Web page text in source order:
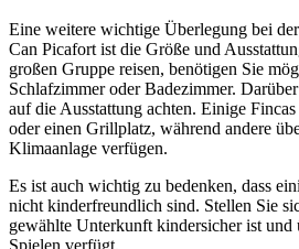
Eine weitere wichtige Überlegung bei
Can Picafort ist die Größe und
großen Gruppe reisen, benötigen Sie
Schlafzimmer oder Badezimmer.
auf die Ausstattung achten. Einige
oder einen Grillplatz, während andere
Klimaanlage verfügen.
Es ist auch wichtig zu bedenken, dass
nicht kinderfreundlich sind. Stellen Sie
gewählte Unterkunft kindersicher ist und